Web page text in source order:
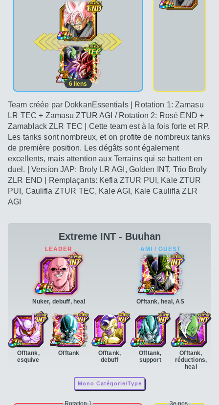
2e pos.
6 liens
Team créée par DokkanEssentials | Rotation 1: Zamasu
LR TEC + Zamasu ZTUR AGI / Rotation 2: Rosé END +
Zamablack ZLR TEC | Cette team est à la fois forte et RP.
Les tanks sont nombreux, et on profite de nombreux tanks
de première position. Les dégâts sont également
excellents, mais attention aux Terrains qui se battent en
duel. | Version JAP: Broly LR AGI, Golden INT, Trio Broly
ZLR END | Remplaçants: Kefla ZTUR PUI, Kale ZTUR
PUI, Caulifla ZTUR TEC, Kale AGI, Kale Caulifla ZLR
AGI
Extreme INT - Buuhan
Nuker, debuff, heal
Offtank,
esquive
Offtank
Offtank,
debuff
Offtank,
support
Offtank,
réductions,
heal
Offtank, heal, AS
Mono Catégorie/Type
Rotation 1
3e pos.